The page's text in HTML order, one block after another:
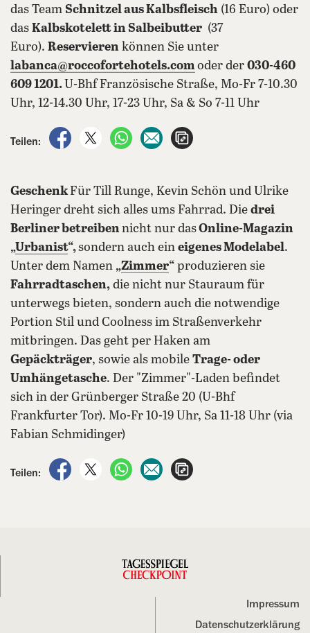
das Team Schnitzel aus Kalbsfleisch (16 Euro) oder
das Kalbskotelett in Salbeibutter (37
Euro). Reservieren können Sie unter
labanca@roccofortehotels.comoder der 030-460
609 1201. U-Bhf Französische Straße, Mo-Fr 7-10.30
Uhr, 12-14.30 Uhr, 17-23 Uhr, Sa & So 7-11 Uhr
Teilen:
auf Facebook teilen
auf X teilenper WhatsApp teilen
per E-Mail teilen
GeschenkFür Till Runge, Kevin Schön und Ulrike
Heringer dreht sich alles ums Fahrrad. Die drei
Berliner betreibennicht nur dasOnline-Magazin
„Urbanist“,sondern auch ein eigenes Modelabel.
Unter dem Namen „Zimmer“ produzieren sie
Fahrradtaschen, die nicht nur Stauraum für
unterwegs bieten, sondern auch die notwendige
Portion Stil und Coolness im Straßenverkehr
mitbringen. Das geht per Haken am
Gepäckträger, sowie als mobile Trage- oder
Umhängetasche. Der "Zimmer"-Laden befindet
sich in der Grünberger Straße 20 (U-Bhf
Frankfurter Tor). Mo-Fr 10-19 Uhr, Sa 11-18 Uhr (via
Fabian Schmidinger)
Teilen:
auf Facebook teilen
auf X teilenper WhatsApp teilen
per E-Mail teilen
Impressum
Datenschutz­erklärung